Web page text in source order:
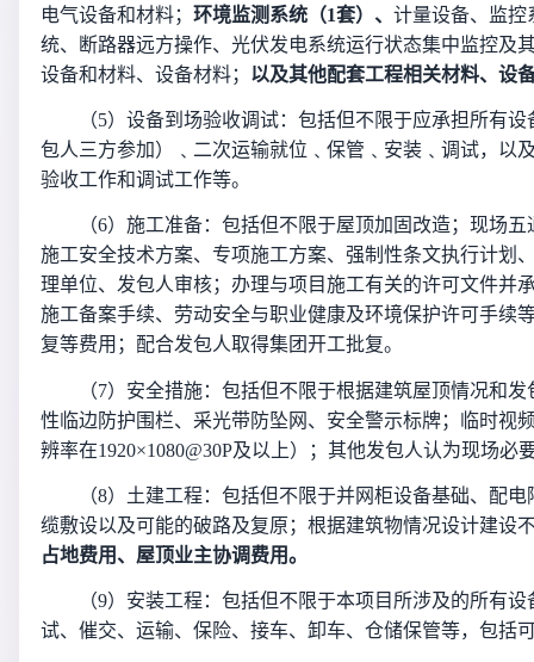
电气设备和材料； 环境监测系统（1套）、 计量设备、监控
统、断路器远方操作、光伏发电系统运行状态集中监控及
设备和材料、设备材料； 以及其他配套工程相关材料、设
（5） 设备到场验收调试：包括但不限于应承担所有
包人三方参加）﹑二次运输就位﹑保管﹑安装﹑调试，以
验收工作和调试工作等。
（6） 施工准备：包括但不限于屋顶加固改造；现场
施工安全技术方案、专项施工方案、强制性条文执行计划
理单位、发包人审核；办理与项目施工有关的许可文件并
施工备案手续、劳动安全与职业健康及环境保护许可手续
复等费用；配合发包人取得集团开工批复。
（7） 安全措施：包括但不限于根据建筑屋顶情况和
性临边防护围栏、采光带防坠网、安全警示标牌；临时视
辨率在1920×1080@30P及以上）；其他发包人认为现场必
（8） 土建工程：包括但不限于并网柜设备基础、配
缆敷设以及可能的破路及复原；根据建筑物情况设计建设
占地费用、屋顶业主协调费用。
（9） 安装工程：包括但不限于本项目所涉及的所有
试、催交、运输、保险、接车、卸车、仓储保管等，包括